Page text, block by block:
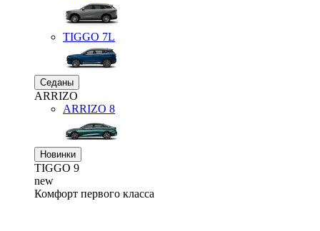
TIGGO 7L
Седаны
ARRIZO
ARRIZO 8
Новинки
TIGGO 9
new
Комфорт первого класса